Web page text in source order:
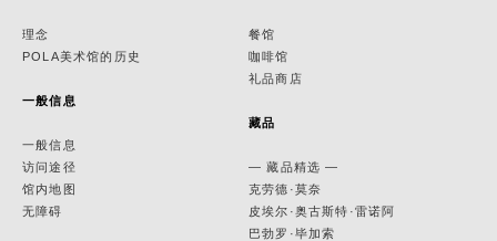
理念
POLA美术馆的历史
一般信息
一般信息
访问途径
馆内地图
无障碍
餐馆
咖啡馆
礼品商店
藏品
— 藏品精选 —
克劳德·莫奈
皮埃尔·奥古斯特·雷诺阿
巴勃罗·毕加索